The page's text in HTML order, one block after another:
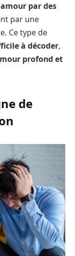
par des
par une
Ce type de
à décoder,
profond et
de